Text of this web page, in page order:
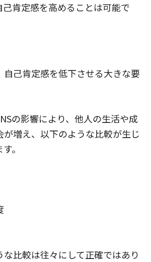
肯定感を高めることは可能で
自己肯定感を低下させる大きな要
の影響により、他人の生活や成
が増え、以下のような比較が生じ
。
な比較は往々にして正確ではあり